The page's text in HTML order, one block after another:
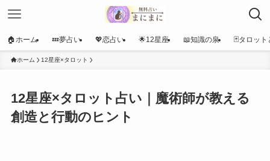
🏠ホーム 💤夢占い 💖恋占い 🌟12星座 📖知識の泉 🃏タロット
ホーム 12星座×タロット
12星座×タロット占い｜魔術師が教える
創造と行動のヒント